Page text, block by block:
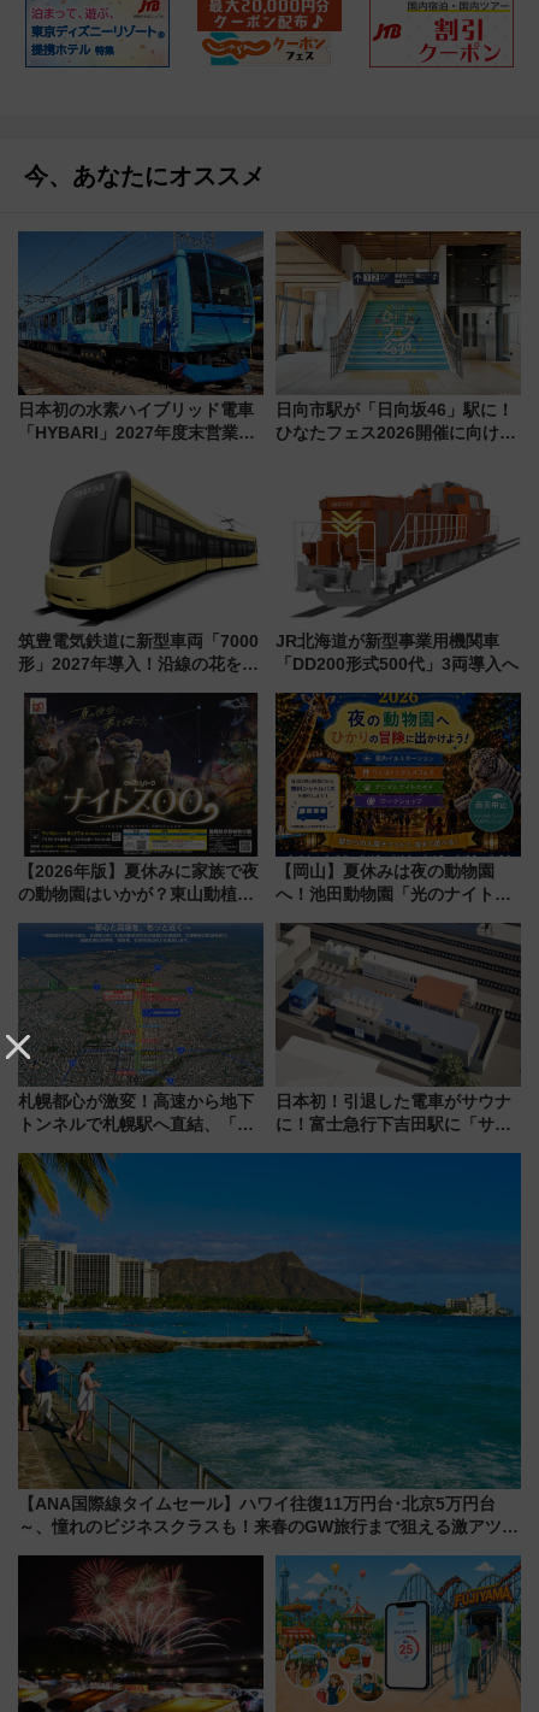
今、あなたにオススメ
日本初の水素ハイブリッド電車
「HYBARI」2027年度末営業運
で水素利活用が加速
日向市駅が「日向坂46」駅に！
ひなたフェス2026開催に向けJR
全力応援 夜行列車「ドリーム
おひさま号」も走る
筑豊電気鉄道に新型車両「7000
形」2027年導入！沿線の花をイ
内は落ち着いたゆとりある空間
に
JR北海道が新型事業用機関車
「DD200形式500代」3両導入へ
【2026年版】夏休みに家族で夜
の動物園はいかが？東山動植物
ZOO」開催情報
【岡山】夏休みは夜の動物園
へ！池田動物園「光のナイトズ
な夜
札幌都心が激変！高速から地下
トンネルで札幌駅へ直結、「創
から本格着工、延長4.8km整備
事業の全貌
日本初！引退した電車がサウナ
に！富士急行下吉田駅に「サ電
【ANA国際線タイムセール】ハワイ往復11万円台･北京5万円台
～、憧れのビジネスクラスも！来春のGW旅行まで狙える激アツ路